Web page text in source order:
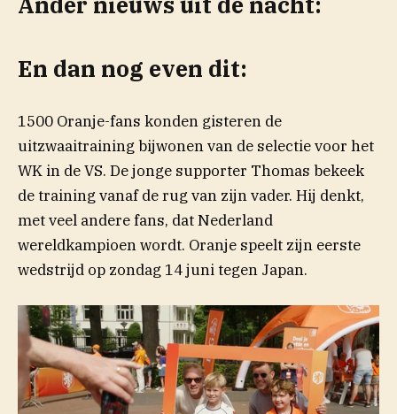
En dan nog even dit:
1500 Oranje-fans konden gisteren de
uitzwaaitraining bijwonen van de selectie voor het
WK in de VS. De jonge supporter Thomas bekeek
de training vanaf de rug van zijn vader. Hij denkt,
met veel andere fans, dat Nederland
wereldkampioen wordt. Oranje speelt zijn eerste
wedstrijd op zondag 14 juni tegen Japan.